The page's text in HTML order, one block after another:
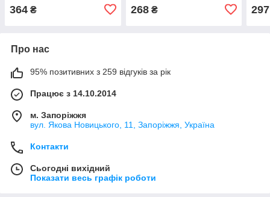
364 ₴ 268₴ 297
Про нас
95% позитивних з 259 відгуків за рік
Працює з 14.10.2014
м. Запоріжжя
вул. Якова Новицького, 11, Запоріжжя, Україна
Контакти
Сьогодні вихідний
Показати весь графік роботи